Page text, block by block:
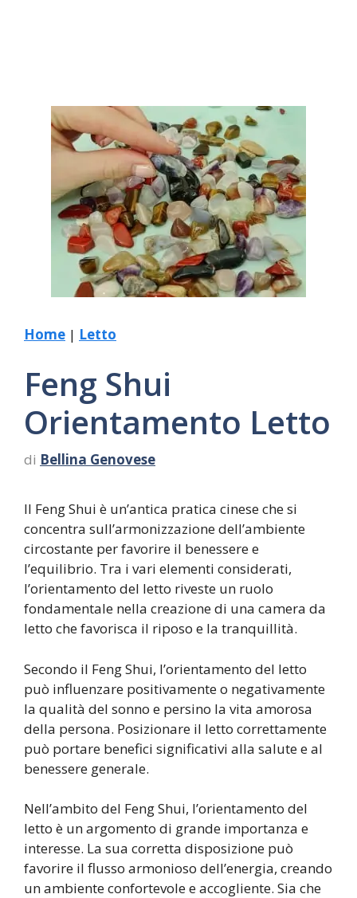
Home | Letto
Feng Shui
Orientamento Letto
di Bellina Genovese
Il Feng Shui è un’antica pratica cinese che si
concentra sull’armonizzazione dell’ambiente
circostante per favorire il benessere e
l’equilibrio. Tra i vari elementi considerati,
l’orientamento del letto riveste un ruolo
fondamentale nella creazione di una camera da
letto che favorisca il riposo e la tranquillità.
Secondo il Feng Shui, l’orientamento del letto
può influenzare positivamente o negativamente
la qualità del sonno e persino la vita amorosa
della persona. Posizionare il letto correttamente
può portare benefici significativi alla salute e al
benessere generale.
Nell’ambito del Feng Shui, l’orientamento del
letto è un argomento di grande importanza e
interesse. La sua corretta disposizione può
favorire il flusso armonioso dell’energia, creando
un ambiente confortevole e accogliente. Sia che